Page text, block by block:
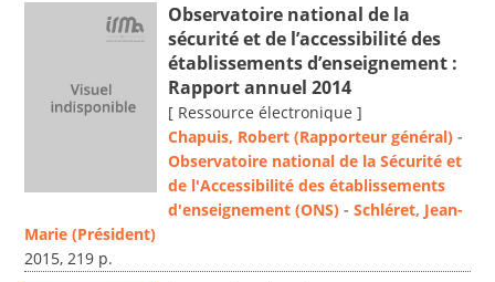
Observatoire national de la
sécurité et de l’accessibilité des
établissements d’enseignement :
Rapport annuel 2014
[ Ressource électronique ]
Chapuis, Robert (Rapporteur général) -
Observatoire national de la Sécurité et
de l'Accessibilité des établissements
d'enseignement (ONS) - Schléret, Jean-
Marie (Président)
2015, 219 p.